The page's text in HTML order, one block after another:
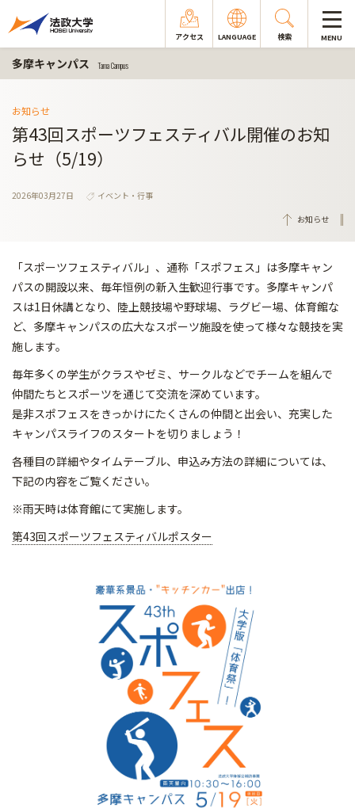
アクセス LANGUAGE 検索 MENU
多摩キャンパス Tama Campus
お知らせ
第43回スポーツフェスティバル開催のお知
らせ（5/19）
2026年03月27日
イベント・行事
お知らせ
「スポーツフェスティバル」、通称「スポフェス」は多摩キャン
パスの開設以来、毎年恒例の新入生歓迎行事です。多摩キャンパ
スは1日休講となり、陸上競技場や野球場、ラグビー場、体育館な
ど、多摩キャンパスの広大なスポーツ施設を使って様々な競技を実
施します。
毎年多くの学生がクラスやゼミ、サークルなどでチームを組んで
仲間たちとスポーツを通じて交流を深めています。
是非スポフェスをきっかけにたくさんの仲間と出会い、充実した
キャンパスライフのスタートを切りましょう！
各種目の詳細やタイムテーブル、申込み方法の詳細については、
下記の内容をご覧ください。
※雨天時は体育館にて実施します。
第43回スポーツフェスティバルポスター